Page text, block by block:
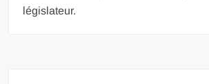
législateur.